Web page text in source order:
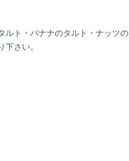
ルト・バナナのタルト・ナッツの
さい。